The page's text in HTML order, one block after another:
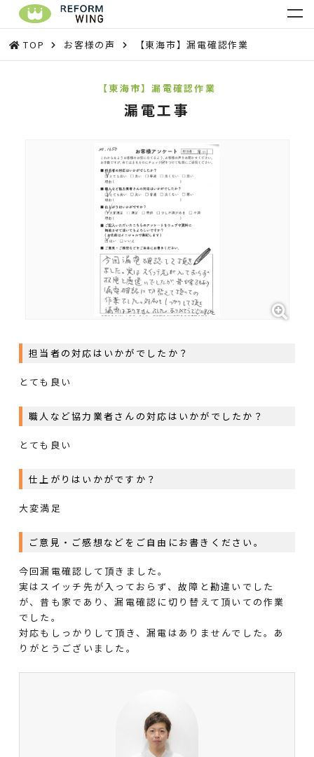
TOP お客様の声 【東海市】漏電確認作業
【東海市】漏電確認作業
漏電工事
担当者の対応はいかがでしたか？
とても良い
職人など協力業者さんの対応はいかがでしたか？
とても良い
仕上がりはいかがですか？
大変満足
ご意見・ご感想などをご自由にお書きください。
今回漏電確認して頂きました。
実はスイッチ先が入っておらず、故障と勘違いでした
が、昔も家であり、漏電確認に切り替えて頂いての作業
でした。
対応もしっかりして頂き、漏電はありませんでした。あ
りがとうございました。